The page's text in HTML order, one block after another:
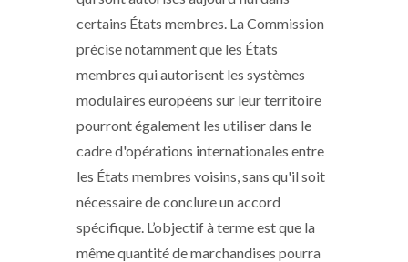
certains États membres. La Commission
précise notamment que les États
membres qui autorisent les systèmes
modulaires européens sur leur territoire
pourront également les utiliser dans le
cadre d'opérations internationales entre
les États membres voisins, sans qu'il soit
nécessaire de conclure un accord
spécifique. L’objectif à terme est que la
même quantité de marchandises pourra